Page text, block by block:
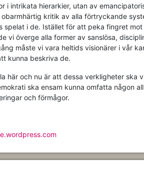
i intrikata hierarkier, utan av
kritik av alla förtryckande
spelat i de. Istället för att peka fingret
vi överge alla former av sanslösa,
måste vi vara heltids visionärer i vår
kunna beskriva de.
här och nu är att dessa verkligheter ska
ska ensam kunna omfatta någon
och förmågor.